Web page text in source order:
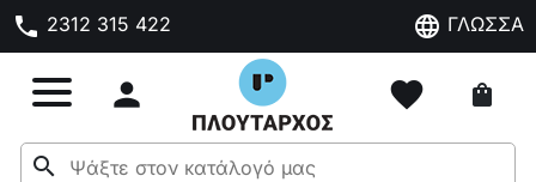
phone 2312 315 422 language ΓΛΩΣΣΑ
 favorite shopping_bag
search